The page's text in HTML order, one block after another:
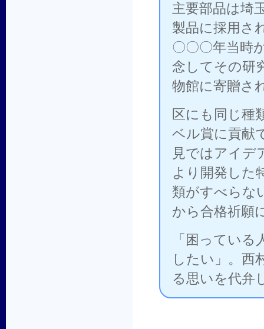
主要部品は埼
製品に採用さ
〇〇〇年当時
念してその研
物館に寄贈さ
区にも同じ種
ベル賞に貢献
見ではアイデ
より開発した
類がすべらな
から合格祈願
「困ってい
したい」。西
る思いを代弁